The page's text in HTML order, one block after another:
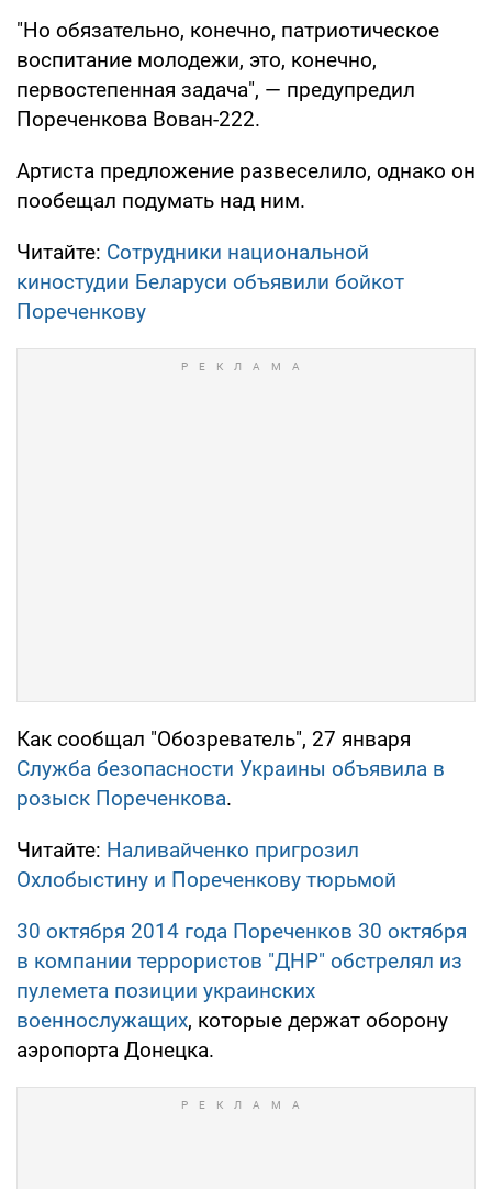
"Но обязательно, конечно, патриотическое
воспитание молодежи, это, конечно,
первостепенная задача", — предупредил
Пореченкова Вован-222.
Артиста предложение развеселило, однако он
пообещал подумать над ним.
Читайте: Сотрудники национальной
киностудии Беларуси объявили бойкот
Пореченкову
Как сообщал "Обозреватель", 27 января
Служба безопасности Украины объявила в
розыск Пореченкова.
Читайте: Наливайченко пригрозил
Охлобыстину и Пореченкову тюрьмой
30 октября 2014 года Пореченков 30 октября
в компании террористов "ДНР" обстрелял из
пулемета позиции украинских
военнослужащих, которые держат оборону
аэропорта Донецка.